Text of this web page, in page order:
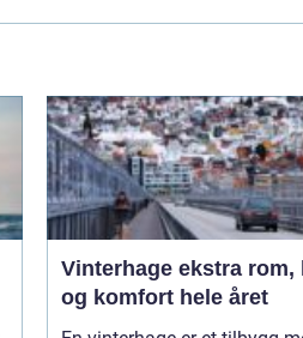
Vinterhage ekstra rom, lys
og komfort hele året